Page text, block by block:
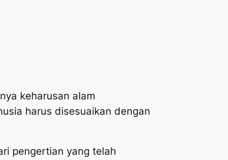
keharusan alam
harus disesuaikan dengan
pengertian yang telah